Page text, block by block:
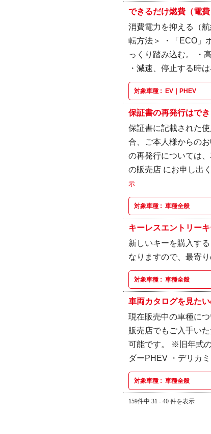
できるだけ燃費（電
消費電力を抑える（
転方法＞ ・「ECO」
っくり踏み込む。 ・
・減速、停止する時
対象車種 : EV｜PHEV
保証書の再発行はで
保証書に記載された
合、ご本人様からの
の再発行については
の販売店 にお申し出
示
対象車種 : 車種全般
キーレスエントリー
新しいキーを購入す
なりますので、最寄
対象車種 : 車種全般
車両カタログを見た
現在販売中の車種に
販売店でもご入手い
可能です。 ※旧年式
ダーPHEV ・デリカ
対象車種 : 車種全般
159件中 31 - 40 件を表示